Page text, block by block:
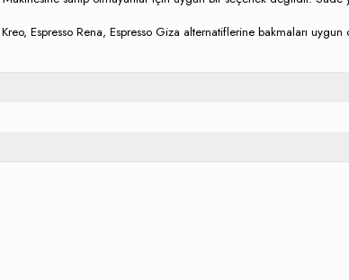
Espresso Rena, Espresso Giza alternatiflerine bakmaları uygun